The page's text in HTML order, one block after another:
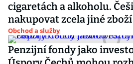
cigaretách a alkoholu.
nakupovat zcela jiné zboží
Obchod a služby
Penzijní fondy jako